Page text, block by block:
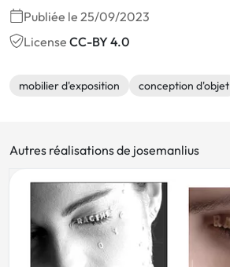
Publiée le 25/09/2023
License CC-BY 4.0
mobilier d'exposition conception d'objet
Autres réalisations de josemanlius